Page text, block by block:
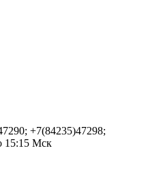
+7(84235)47298;
15:15 Мск